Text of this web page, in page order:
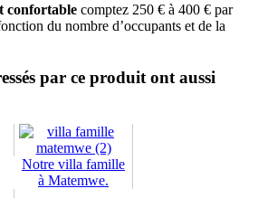
confortable comptez 250 € à 400 € par
du nombre d’occupants et de la
par ce produit ont aussi
Notre villa famille
à Matemwe.